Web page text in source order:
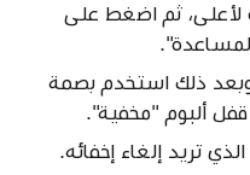
لأعلى، ثم اضغط على
ذلك استخدم بصمة
قفل ألبوم "مخفية".
تريد إلغاء إخفائه.